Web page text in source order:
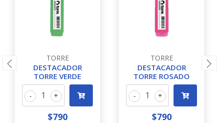
TORRE
DESTACADOR
TORRE VERDE
+
-
$790
TORRE
DESTACADOR
TORRE ROSADO
+
-
$790